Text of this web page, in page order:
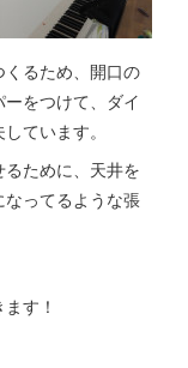
るため、開口の
をつけて、ダイ
ています。
ために、天井を
ってるような張
す！